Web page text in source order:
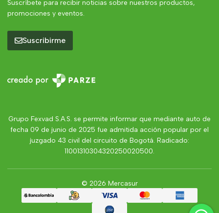
Suscríbete para recibir noticias sobre nuestros productos,
promociones y eventos.
Suscribirme
Grupo Fexvad S.A.S. se permite informar que mediante auto de
fecha 09 de junio de 2025 fue admitida acción popular por el
juzgado 43 civil del circuito de Bogotá. Radicado:
11001310304320250020500.
© 2026 Mercasur